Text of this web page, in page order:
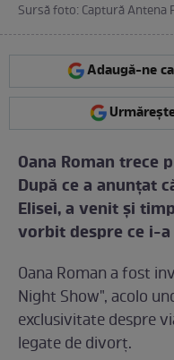
Sursă foto: Captură Antena
Adaugă-ne
Oana Roman trece
După ce a anunţat
Elisei, a venit şi
vorbit despre ce i-
Oana Roman a fost
Night Show", acolo
exclusivitate despre
legate de divorţ.